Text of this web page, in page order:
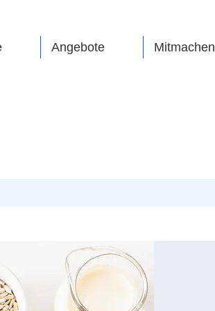
Angebote Mitmachen